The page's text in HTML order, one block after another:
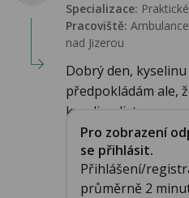
Specializace:
Pracoviště:
nad Jizerou
Dobrý den,
předpokládám ale,
kyselinu listovou...
Pro zobrazení
se přihlásit.
Přihlášení/
průměrně 2